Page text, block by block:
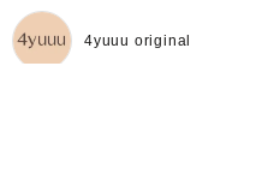
4yuuu original